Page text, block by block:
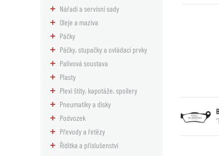
Nářadí a servisní sady
Oleje a maziva
Páčky
Páčky, stupačky a ovládací prvky
Palivová soustava
Plasty
Plexi štíty, kapotáže, spoilery
Pneumatiky a disky
Podvozek
Převody a řetězy
Řídítka a příslušenství